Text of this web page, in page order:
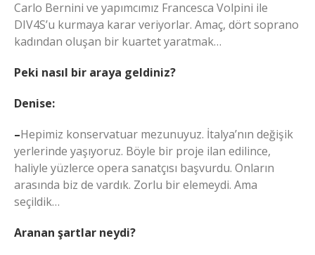
Carlo Bernini ve yapımcımız Francesca Volpini ile
DIV4S’u kurmaya karar veriyorlar. Amaç, dört soprano
kadından oluşan bir kuartet yaratmak…
Peki nasıl bir araya geldiniz?
Denise:
–Hepimiz konservatuar mezunuyuz. İtalya’nın değişik
yerlerinde yaşıyoruz. Böyle bir proje ilan edilince,
haliyle yüzlerce opera sanatçısı başvurdu. Onların
arasında biz de vardık. Zorlu bir elemeydi. Ama
seçildik…
Aranan şartlar neydi?